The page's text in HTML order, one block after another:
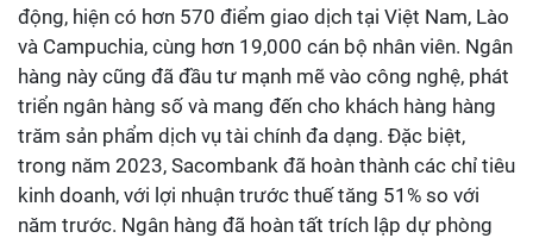
động, hiện có hơn 570 điểm giao dịch tại Việt Nam, Lào
và Campuchia, cùng hơn 19,000 cán bộ nhân viên. Ngân
hàng này cũng đã đầu tư mạnh mẽ vào công nghệ, phát
triển ngân hàng số và mang đến cho khách hàng hàng
trăm sản phẩm dịch vụ tài chính đa dạng. Đặc biệt,
trong năm 2023, Sacombank đã hoàn thành các chỉ tiêu
kinh doanh, với lợi nhuận trước thuế tăng 51% so với
năm trước. Ngân hàng đã hoàn tất trích lập dự phòng